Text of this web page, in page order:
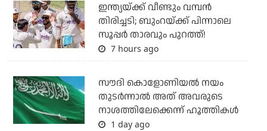
ഇന്ത്യയ്ക്ക് വീണ്ടും വമ്പന്‍
തിരിച്ചടി; ബുംറയ്ക്ക് പിന്നാലെ
സൂപ്പര്‍ താരവും പുറത്ത്!
7 hours ago
സൗദി കൊളോണിയല്‍ നയം
തുടര്‍ന്നാല്‍ അത് അവരുടെ
നാശത്തിലേക്കെന്ന് ഹൂത്തികള്‍
1 day ago